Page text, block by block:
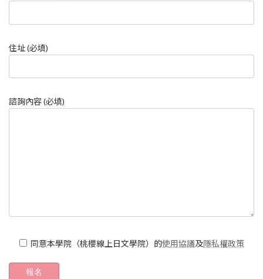
住址 (必填)
諮詢內容 (必填)
同意本學院（桃櫻線上日文學院）的使用協議及隱私權政策